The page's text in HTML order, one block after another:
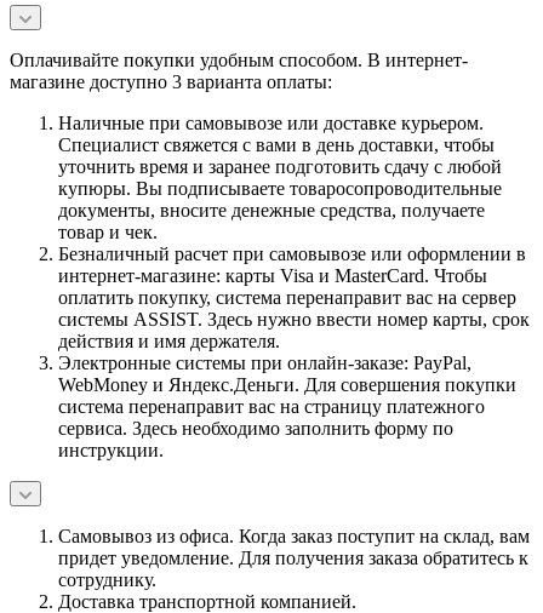
Оплачивайте покупки удобным способом. В интернет-
магазине доступно 3 варианта оплаты:
Наличные при самовывозе или доставке курьером.
Специалист свяжется с вами в день доставки, чтобы
уточнить время и заранее подготовить сдачу с любой
купюры. Вы подписываете товаросопроводительные
документы, вносите денежные средства, получаете
товар и чек.
Безналичный расчет при самовывозе или оформлении в
интернет-магазине: карты Visa и MasterCard. Чтобы
оплатить покупку, система перенаправит вас на сервер
системы ASSIST. Здесь нужно ввести номер карты, срок
действия и имя держателя.
Электронные системы при онлайн-заказе: PayPal,
WebMoney и Яндекс.Деньги. Для совершения покупки
система перенаправит вас на страницу платежного
сервиса. Здесь необходимо заполнить форму по
инструкции.
Самовывоз из офиса. Когда заказ поступит на склад, вам
придет уведомление. Для получения заказа обратитесь к
сотруднику.
Доставка транспортной компанией.